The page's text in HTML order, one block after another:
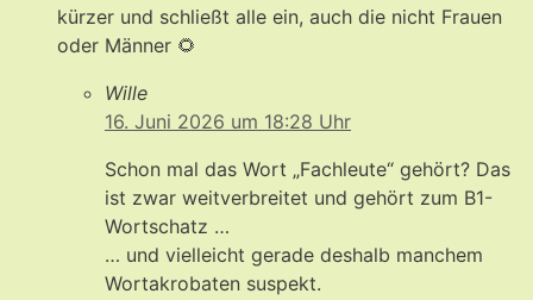
kürzer und schließt alle ein, auch die nicht Frauen
oder Männer 🌻
Wille
16. Juni 2026 um 18:28 Uhr
Schon mal das Wort „Fachleute“ gehört? Das
ist zwar weitverbreitet und gehört zum B1-
Wortschatz …
… und vielleicht gerade deshalb manchem
Wortakrobaten suspekt.